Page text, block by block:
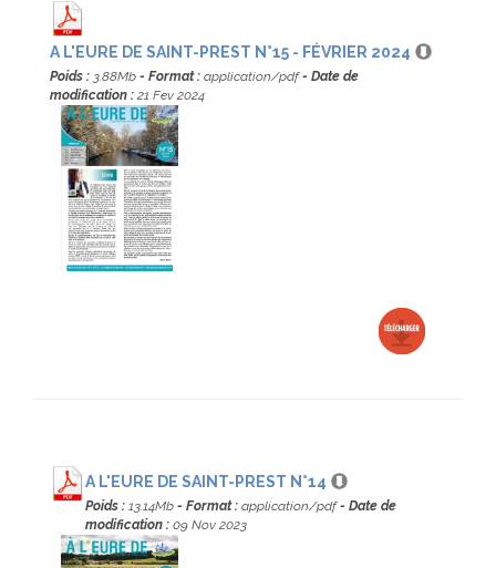
A L'EURE DE SAINT-PREST N°15 - FÉVRIER 2024
Poids : 3.88Mb - Format : application/pdf- Date de
modification : 21 Fev 2024
A L'EURE DE SAINT-PREST N°14
Poids : 13.14Mb - Format : application/pdf- Date de
modification : 09 Nov 2023